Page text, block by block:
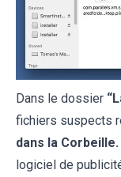
Dans le dossier
fichiers suspects
dans la Corbeille.
logiciel de